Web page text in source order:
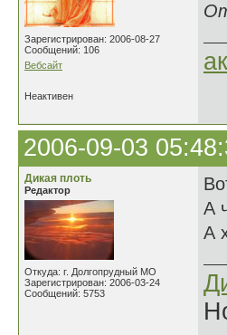
Зарегистрирован: 2006-08-27
Сообщений: 106
Вебсайт
Неактивен
2006-09-03
Дикая плоть
Редактор
Откуда: г. Долгопрудный МО
Зарегистрирован: 2006-03-24
Сообщений: 5753
А
А